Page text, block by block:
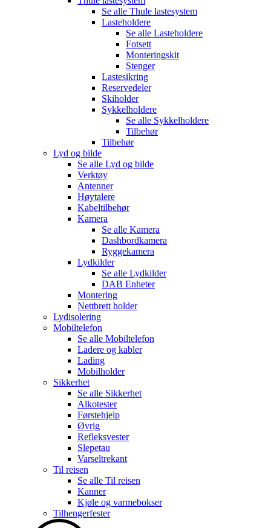
Se alle Thule lastesystem
Lasteholdere
Se alle Lasteholdere
Fotsett
Monteringskit
Stenger
Lastesikring
Reservedeler
Skiholder
Sykkelholdere
Se alle Sykkelholdere
Tilbehør
Tilbehør
Lyd og bilde
Se alle Lyd og bilde
Verktøy
Antenner
Høytalere
Kabeltilbehør
Kamera
Se alle Kamera
Dashbordkamera
Ryggekamera
Lydkilder
Se alle Lydkilder
DAB Enheter
Montering
Nettbrett holder
Lydisolering
Mobiltelefon
Se alle Mobiltelefon
Ladere og kabler
Lading
Mobilholder
Sikkerhet
Se alle Sikkerhet
Alkotester
Førstehjelp
Øvrig
Refleksvester
Slepetau
Varseltrekant
Til reisen
Se alle Til reisen
Kanner
Kjøle og varmebokser
Tilhengerfester